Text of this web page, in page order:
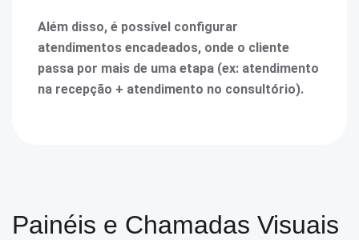
Além disso, é possível configurar
atendimentos encadeados, onde o cliente
passa por mais de uma etapa (ex: atendimento
na recepção + atendimento no consultório).
Painéis e Chamadas Visuais